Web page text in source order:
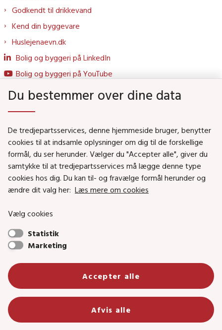
Godkendt til drikkevand
Kend din byggevare
Huslejenaevn.dk
Bolig og byggeri på LinkedIn
Bolig og byggeri på YouTube
Social- og Boligministeriet
Job i Social- og Boligstyrelsen
Puljer og tilskud
Nyhedsbreve
Social- og Boligstyrelsens nyheder som RSS feed
Social- og Boligstyrelsen • Tlf.: 72 42 37 00 •
sikkermail• EAN-nr.: 5798000354838 • CVR-nr.:
26144698
Primær adresse og reception: Lerchesgade 35, 5, 5000 Odense C •
Bolig- og byggeriområdet: Holmens kanal 22, 1060 København K
Du bestemmer over dine data
De tredjepartsservices, denne hjemmeside bruger, benytter
cookies til at indsamle oplysninger om dig til de forskellige
formål, du ser herunder. Vælger du "Accepter alle", giver du
samtykke til at tredjepartsservices må lægge denne type
cookies hos dig. Du kan til- og fravælge formål herunder og
ændre dit valg her: Læs mere om cookies
Vælg cookies
Statistik
Marketing
Accepter alle
Afvis alle